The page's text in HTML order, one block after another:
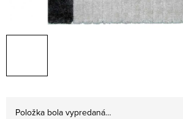
Položka bola vypredaná…